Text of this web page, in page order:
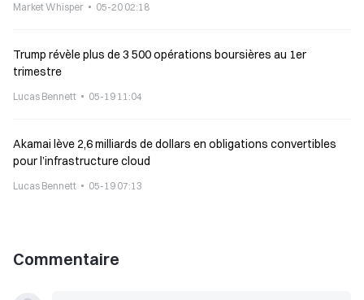
Market Whisper 05-20 02:18
Trump révèle plus de 3 500 opérations boursières au 1er
trimestre
Lucas Bennett 05-19 11:04
Akamai lève 2,6 milliards de dollars en obligations convertibles
pour l’infrastructure cloud
Lucas Bennett 05-19 07:13
Commentaire